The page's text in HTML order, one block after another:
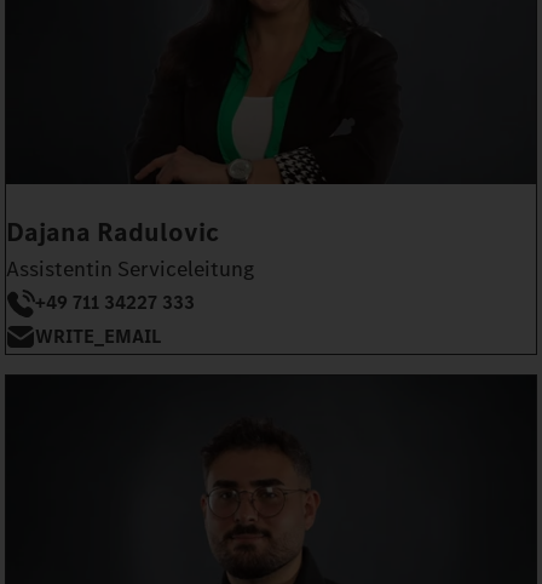
Dajana Radulovic
Assistentin Serviceleitung
+49 711 34227 333
WRITE_EMAIL